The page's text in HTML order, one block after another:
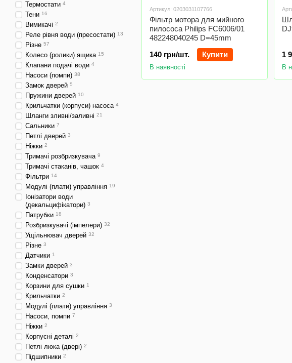
Артикул: 0203031107766
Фільтр мотора для мийного
пилососа Philips FC6006/01
482248040245 D=45mm
140 грн/шт.
Купити
В наявності
1
В
Термостати 4
Тени 16
Вимикачі 2
Реле рівня води (пресостати) 13
Різне 57
Колесо (ролики) ящика 15
Клапани подачі води 4
Насоси (помпи) 38
Замок дверей 5
Пружини дверей 10
Крильчатки (корпуси) насоса 4
Шланги зливні/заливні 21
Сальники 7
Петлі дверей 3
Ніжки 2
Тримачі розбризкувача 9
Тримачі стаканів, чашок 4
Фільтри 14
Модулі (плати) управління 19
Іонізатори води
(декальцифікатори) 3
Патрубки 18
Розбризкувачі (імпелери) 32
Ущільнювач дверей 32
Різне 3
Датчики 1
Замки дверей 3
Конденсатори 3
Корзини для сушки 1
Крильчатки 2
Модулі (плати) управління 3
Насоси, помпи 7
Ніжки 2
Корпусні деталі 2
Петлі люка (двері) 2
Підшипники 2